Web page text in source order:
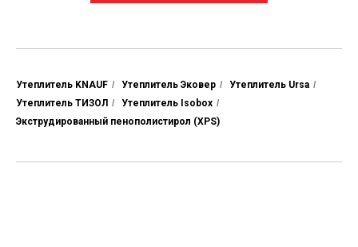
Утеплитель KNAUF / Утеплитель Эковер / Утеплитель Ursa /
Утеплитель ТИЗОЛ / Утеплитель Isobox /
Экструдированный пенополистирол (XPS)